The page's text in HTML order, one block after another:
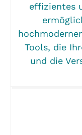
effizientes
Tools, die
und die